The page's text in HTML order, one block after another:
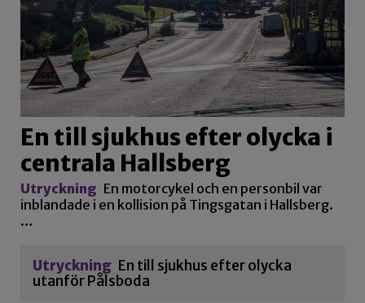
En till sjukhus efter olycka i
centrala Hallsberg
Utryckning En motorcykel och en personbil var
inblandade i en kollision på Tingsgatan i Hallsberg.
…
Utryckning En till sjukhus efter olycka
utanför Pålsboda